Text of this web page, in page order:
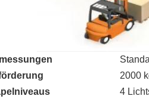
2000
4